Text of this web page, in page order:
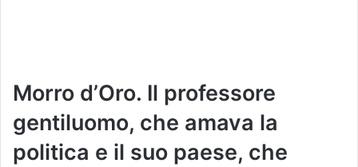
Morro d’Oro. Il professore
gentiluomo, che amava la
politica e il suo paese, che